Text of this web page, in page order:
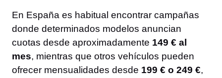
En España es habitual encontrar campañas
donde determinados modelos anuncian
cuotas desde aproximadamente 149 € al
mes, mientras que otros vehículos pueden
ofrecer mensualidades desde 199 € o 249 €,